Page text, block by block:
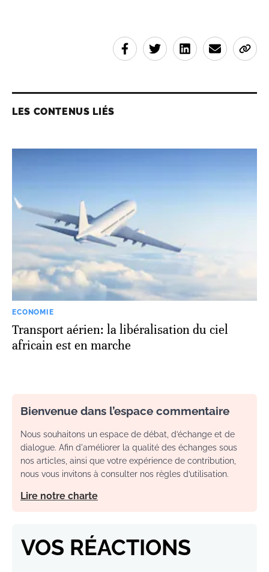
LES CONTENUS LIÉS
ECONOMIE
Transport aérien: la libéralisation du ciel
africain est en marche
Bienvenue dans l’espace commentaire
Nous souhaitons un espace de débat, d’échange et de
dialogue. Afin d'améliorer la qualité des échanges sous
nos articles, ainsi que votre expérience de contribution,
nous vous invitons à consulter nos règles d’utilisation.
Lire notre charte
VOS RÉACTIONS